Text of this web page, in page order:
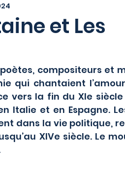
et Les
qui chantaient
vers la fin du XIe
Italie et en Espagne.
dans la vie politique,
XIVe siècle. Le